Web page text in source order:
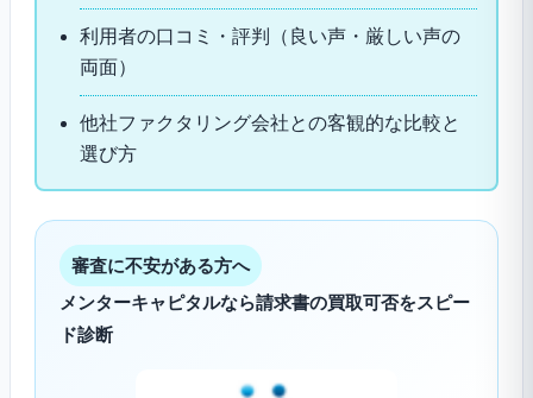
利用者の口コミ・評判（良い声・厳しい声の
両面）
他社ファクタリング会社との客観的な比較と
選び方
審査に不安がある方へ
メンターキャピタルなら請求書の買取可否をスピー
ド診断